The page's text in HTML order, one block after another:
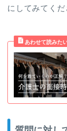
にしてみてくだ